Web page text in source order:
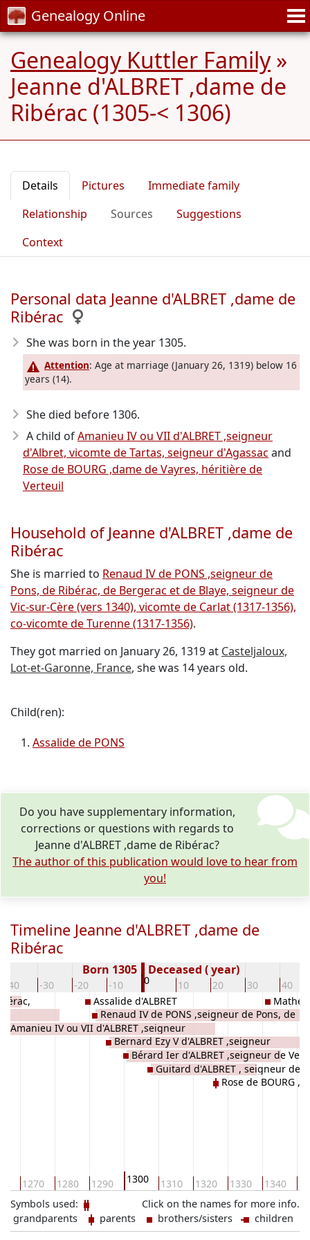
Genealogy Online
Genealogy Kuttler Family»
Jeanne d'ALBRET ,dame de
Ribérac (1305-< 1306)
Details Pictures
Immediate family
Relationship
Sources
Suggestions
Context
Personal data Jeanne d'ALBRET ,dame de
Ribérac
She was born in the year 1305.
Attention: Age at marriage (January 26, 1319) below 16
years (14).
She died before 1306.
A child ofAmanieu IV ou VII d'ALBRET ,seigneur
d'Albret, vicomte de Tartas, seigneur d'Agassac and
Rose de BOURG ,dame de Vayres, héritière de
Verteuil
Household of Jeanne d'ALBRET ,dame de
Ribérac
She is married to Renaud IV de PONS ,seigneur de
Pons, de Ribérac, de Bergerac et de Blaye, seigneur de
Vic-sur-Cère (vers 1340), vicomte de Carlat (1317-1356),
co-vicomte de Turenne (1317-1356).
They got married on January 26, 1319 at Casteljaloux,
Lot-et-Garonne, France, she was 14 years old.
Child(ren):
Assalide de PONS
Do you have supplementary information,
corrections or questions with regards to
Jeanne d'ALBRET ,dame de Ribérac?
The author of this publication would love to hear from
you!
Timeline Jeanne d'ALBRET ,dame de
Ribérac
-40 -30 -20 -10 0 10 20 30 40
Born 1305 Deceased ( year)
1270 1280 1290 1300 1310 1320 1330 1340
Amanieu IV ou VII d'ALBRET ,seigneur
d'Albret, vicomte de Tartas, seigneur
Assalide d'ALBRET
Renaud IV de PONS ,seigneur de Pons, de
Ribérac, de Bergerac et de Blaye, seigneur
de Vic-sur-Cère (vers 1340), vicomte de
Carlat (1317-1356), co-vicomte de Turenne
Bernard Ezy V d'ALBRET ,seigneur
d'Albret, de Nérac, de Verteuil, de Vayre, de
Labrit, de Marenne et de Dax, vicomte de
Bérard Ier d'ALBRET ,seigneur de
et de VeyresGuitard d'ALBRET , seigneur de
vicomte de TartasRose de BOURG
Mathe
Click on the names for more info.
Symbols used:
grandparents
parents brothers/sisters children